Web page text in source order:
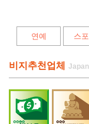
연예 스
비지추천업체